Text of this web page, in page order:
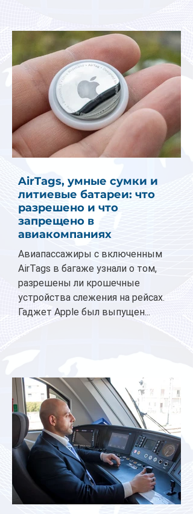
AirTags, умные сумки и
литиевые батареи: что
разрешено и что
запрещено в
авиакомпаниях
Авиапассажиры с включенным
AirTags в багаже узнали о том,
разрешены ли крошечные
устройства слежения на рейсах.
Гаджет Apple был выпущен...